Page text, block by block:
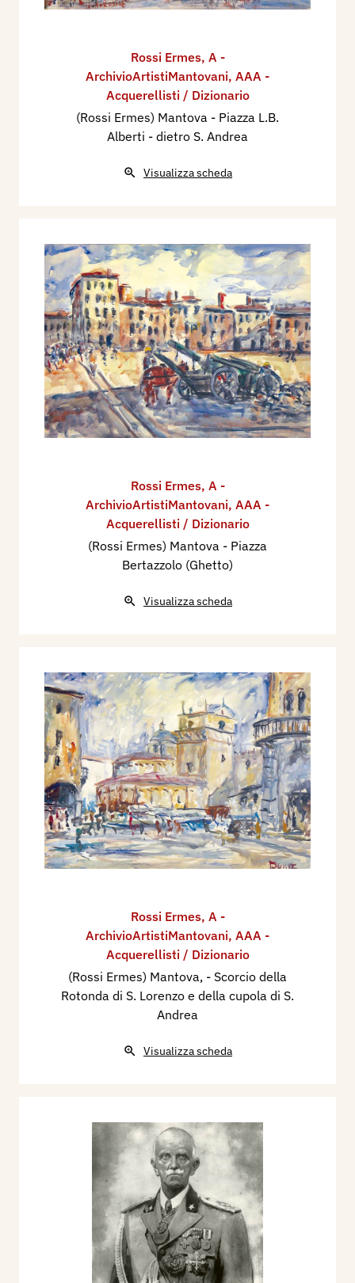
Rossi Ermes, A -
ArchivioArtistiMantovani, AAA -
Acquerellisti / Dizionario
(Rossi Ermes) Mantova - Piazza L.B.
Alberti - dietro S. Andrea
Visualizza scheda
Rossi Ermes, A -
ArchivioArtistiMantovani, AAA -
Acquerellisti / Dizionario
(Rossi Ermes) Mantova - Piazza
Bertazzolo (Ghetto)
Visualizza scheda
Rossi Ermes, A -
ArchivioArtistiMantovani, AAA -
Acquerellisti / Dizionario
(Rossi Ermes) Mantova, - Scorcio della
Rotonda di S. Lorenzo e della cupola di S.
Andrea
Visualizza scheda